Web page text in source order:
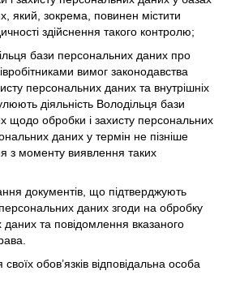
який, зокрема, повинен містити
здійснення такого контролю;
бази персональних даних про
вимог законодавства
персональних даних та внутрішніх
діяльність Володільця бази
щодо обробки і захисту персональних
даних у термін не пізніше
з моменту виявлення таких
документів, що підтверджують
даних згоди на обробку
даних та повідомлення вказаного
обов’язків відповідальна особа